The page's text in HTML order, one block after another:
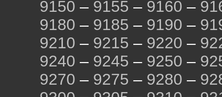
9150 – 9155 – 9160 –
9180 – 9185 – 9190 –
9210 – 9215 – 9220 –
9240 – 9245 – 9250 –
9270 – 9275 – 9280 –